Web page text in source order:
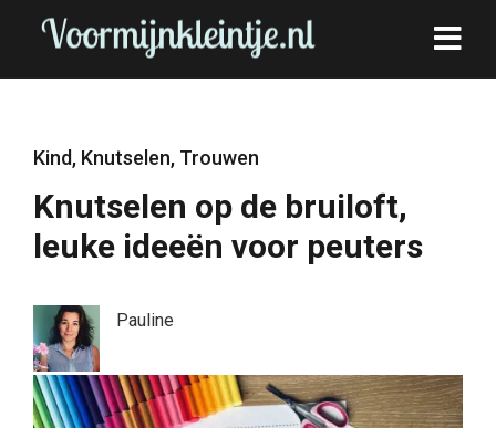
Kind, Knutselen, Trouwen
Knutselen op de bruiloft,
leuke ideeën voor peuters
Pauline